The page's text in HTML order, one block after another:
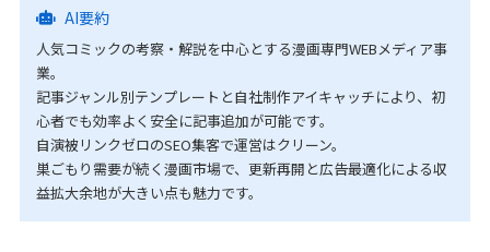
AI要約
人気コミックの考察・解説を中心とする漫画専門WEBメディア事
業。
記事ジャンル別テンプレートと自社制作アイキャッチにより、初
心者でも効率よく安全に記事追加が可能です。
自演被リンクゼロのSEO集客で運営はクリーン。
巣ごもり需要が続く漫画市場で、更新再開と広告最適化による収
益拡大余地が大きい点も魅力です。